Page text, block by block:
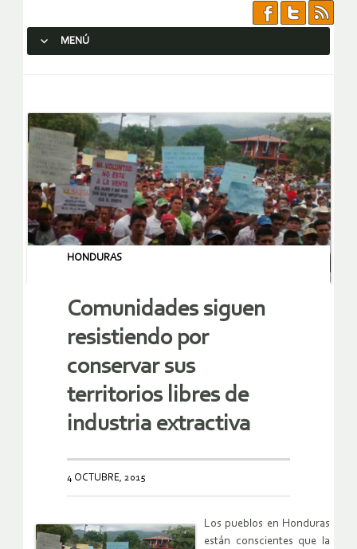
MENÚ
HONDURAS
Comunidades siguen
resistiendo por
conservar sus
territorios libres de
industria extractiva
4 OCTUBRE, 2015
Los pueblos en Honduras
están conscientes que la